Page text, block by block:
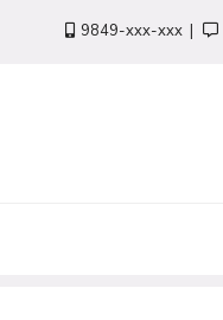
9849-xxx-xxx